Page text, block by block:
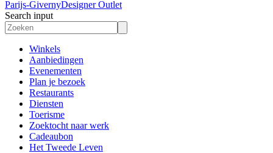
Parijs-GivernyDesigner Outlet
Search input
Winkels
Aanbiedingen
Evenementen
Plan je bezoek
Restaurants
Diensten
Toerisme
Zoektocht naar werk
Cadeaubon
Het Tweede Leven